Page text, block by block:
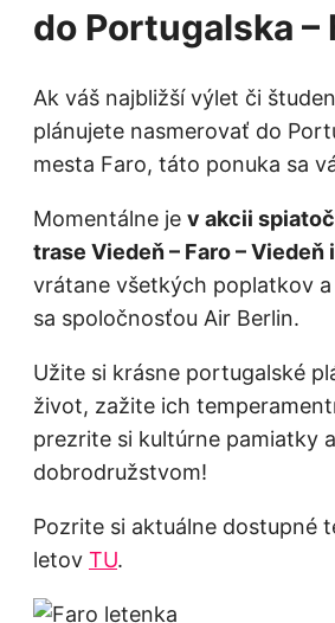
do Portugalska –
Ak váš najbližší výlet či
plánujete nasmerovať do
mesta Faro, táto ponuka sa
Momentálne je v akcii
trase Viedeň – Faro – Viedeň
vrátane všetkých poplatkov
sa spoločnosťou Air Berlin.
Užite si krásne portugalské
život, zažite ich
prezrite si kultúrne pamiatky
dobrodružstvom!
Pozrite si aktuálne dostupné
letov TU.